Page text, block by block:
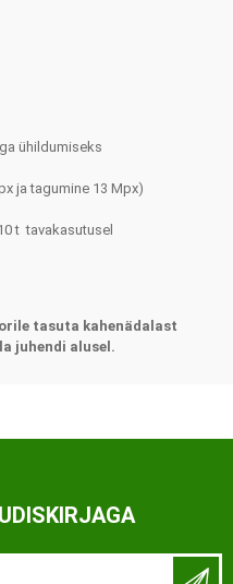
ühildumiseks
ja tagumine 13 Mpx)
t tavakasutusel
tasuta kahenädalast
juhendi alusel.